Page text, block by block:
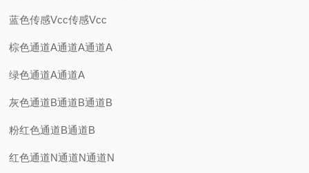
蓝色传感Vcc传感Vcc
棕色通道A通道A通道A
绿色通道A通道A
灰色通道B通道B通道B
粉红色通道B通道B
红色通道N通道N通道N